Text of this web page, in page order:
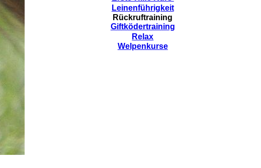
Leinenführigkeit
Rückruftraining
Giftködertraining
Relax
Welpenkurse